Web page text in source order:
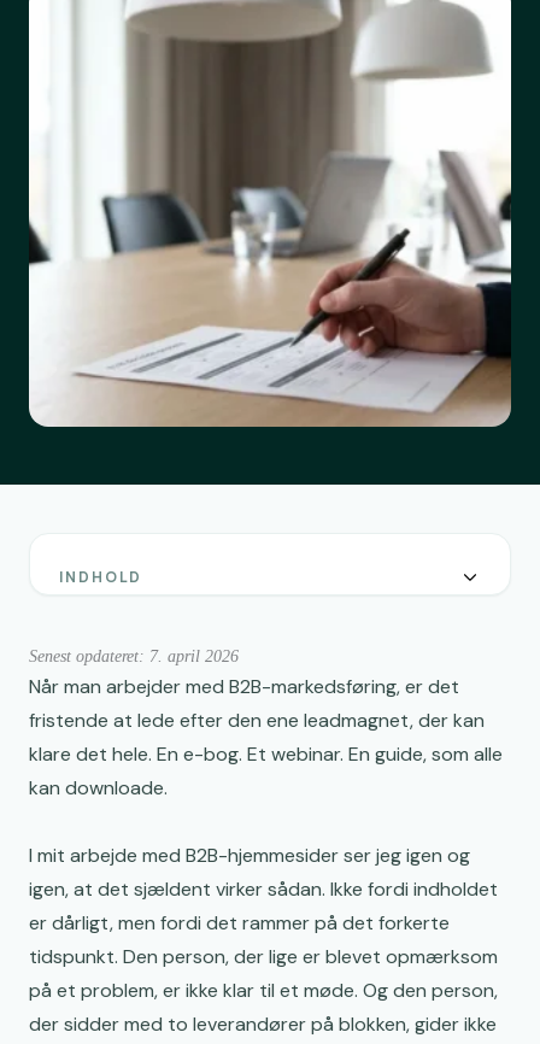
INDHOLD
Tre faser i B2B-beslutningsprocessen og hvad
indholdet skal gøre
10 leadmagnet idéer til B2B i de rigtige faser
Hvad der kendetegner en god B2B-leadmagnet på
Sådan vælger du de første leadmagneter til jeres
hjemmeside
Senest opdateret: 7. april 2026
Når man arbejder med B2B-markedsføring, er det
fristende at lede efter den ene leadmagnet, der kan
klare det hele. En e-bog. Et webinar. En guide, som alle
kan downloade.
I mit arbejde med B2B-hjemmesider ser jeg igen og
igen, at det sjældent virker sådan. Ikke fordi indholdet
er dårligt, men fordi det rammer på det forkerte
tidspunkt. Den person, der lige er blevet opmærksom
på et problem, er ikke klar til et møde. Og den person,
der sidder med to leverandører på blokken, gider ikke